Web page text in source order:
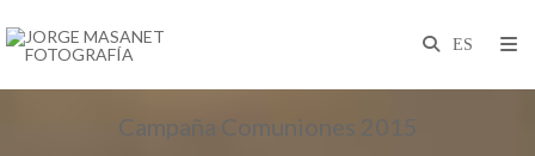
Campaña Comuniones 2015